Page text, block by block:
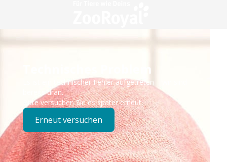
Technisches Problem
Es ist ein technischer Fehler aufgetreten – wir sind
bereits dran.
Bitte versuchen Sie es später erneut.
Erneut versuchen